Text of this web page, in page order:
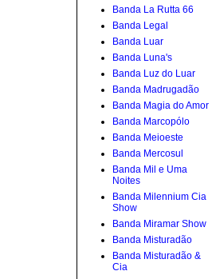
Banda La Rutta 66
Banda Legal
Banda Luar
Banda Luna's
Banda Luz do Luar
Banda Madrugadão
Banda Magia do Amor
Banda Marcopólo
Banda Meioeste
Banda Mercosul
Banda Mil e Uma
Noites
Banda Milennium Cia
Show
Banda Miramar Show
Banda Misturadão
Banda Misturadão &
Cia